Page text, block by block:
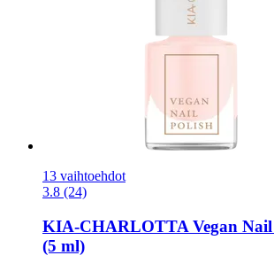
13 vaihtoehdot
3.8 (24)
KIA-CHARLOTTA Vegan
(5 ml)